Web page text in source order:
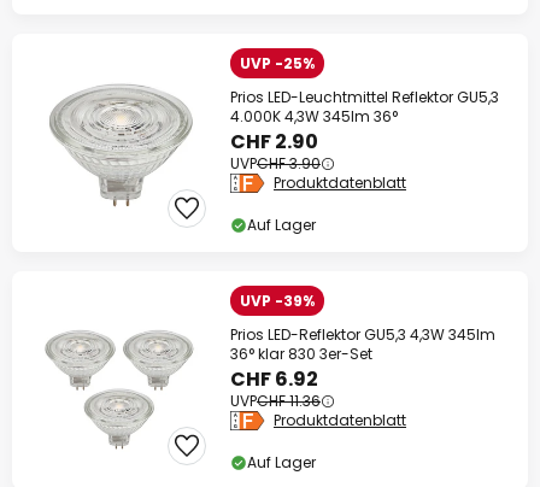
UVP -25%
Prios LED-Leuchtmittel Reflektor GU5,3
4.000K 4,3W 345lm 36°
CHF 2.90
UVPCHF 3.90
Produktdatenblatt
Auf Lager
UVP -39%
Prios LED-Reflektor GU5,3 4,3W 345lm
36° klar 830 3er-Set
CHF 6.92
UVPCHF 11.36
Produktdatenblatt
Auf Lager